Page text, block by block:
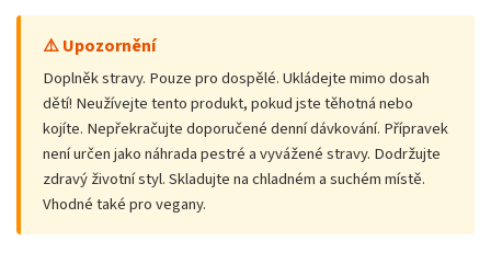
⚠️ Upozornění
Doplněk stravy. Pouze pro dospělé. Ukládejte mimo dosah
dětí! Neužívejte tento produkt, pokud jste těhotná nebo
kojíte. Nepřekračujte doporučené denní dávkování. Přípravek
není určen jako náhrada pestré a vyvážené stravy. Dodržujte
zdravý životní styl. Skladujte na chladném a suchém místě.
Vhodné také pro vegany.